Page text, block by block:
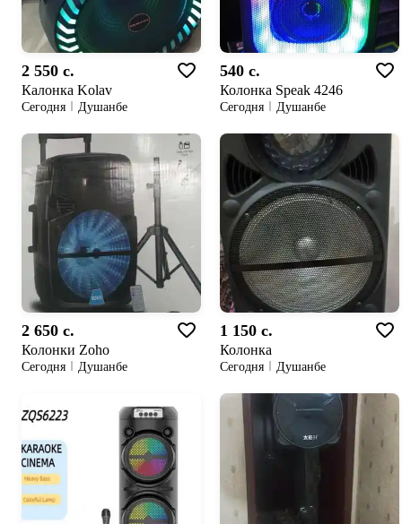
2 550 c.
Калонка Kolav
Сегодня Душанбе
540 c.
Колонка Speak 4246
Сегодня Душанбе
2 650 c.
Колонки Zoho
Сегодня Душанбе
1 150 c.
Колонка
Сегодня Душанбе